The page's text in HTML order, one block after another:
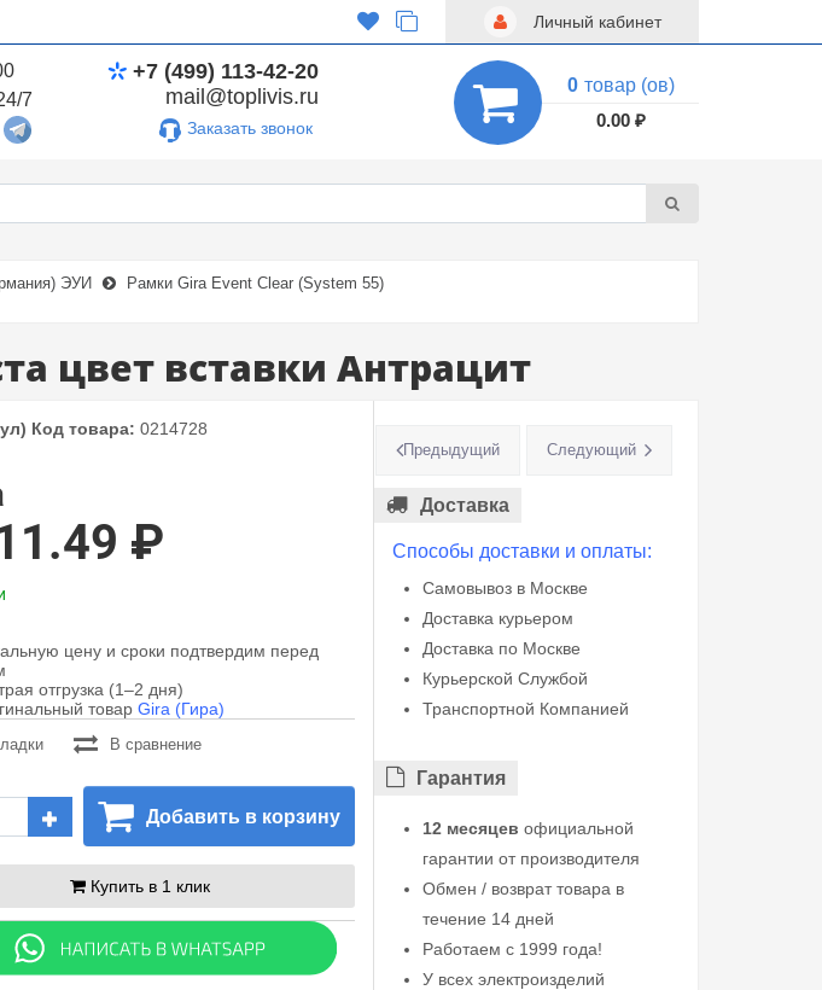
Личный кабинет
7
+7 (499) 113-42-20
mail@toplivis.ru
Заказать звонок
0 товар (ов)
0.00 ₽
ЭУИ
Рамки Gira Event Clear (System 55)
цвет вставки Антрацит
Код товара: 0214728
₽
цену и сроки подтвердим перед
отгрузка (1–2 дня)
товар Gira (Гира)
В сравнение
Добавить в корзину
Купить в 1 клик
Предыдущий Следующий
Доставка
Способы доставки и оплаты:
Самовывоз в Москве
Доставка курьером
Доставка по Москве
Курьерской Службой
Транспортной Компанией
Гарантия
12 месяцев официальной
гарантии от производителя
Обмен / возврат товара в
течение 14 дней
Работаем с 1999 года!
У всех электроизделий